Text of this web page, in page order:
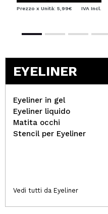
Prezzo x Unità: 5,99€ IVA Incl.
EYELINER
Eyeliner in gel
Eyeliner liquido
Matita occhi
Stencil per Eyeliner
Vedi tutti da Eyeliner